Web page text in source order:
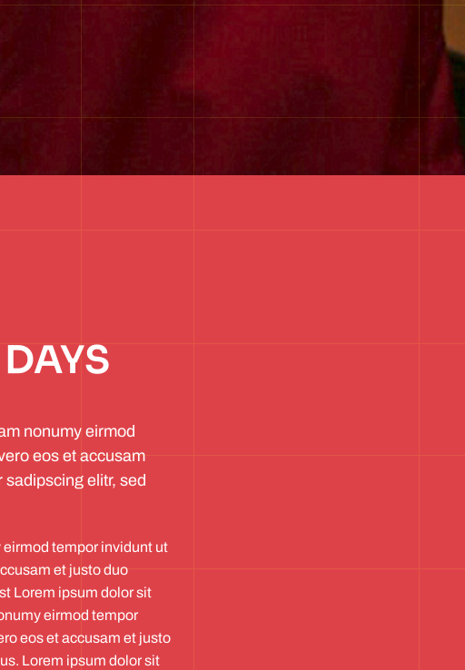
nonumy eirmod
eos et accusam
elitr, sed
tempor invidunt ut
et justo duo
Lorem ipsum dolor sit
eirmod tempor
eos et accusam et justo
Lorem ipsum dolor sit